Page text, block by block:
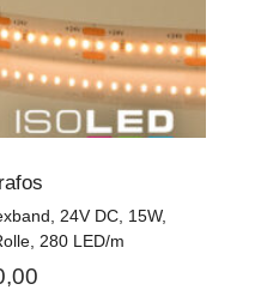
24V DC, 15W,
280 LED/m